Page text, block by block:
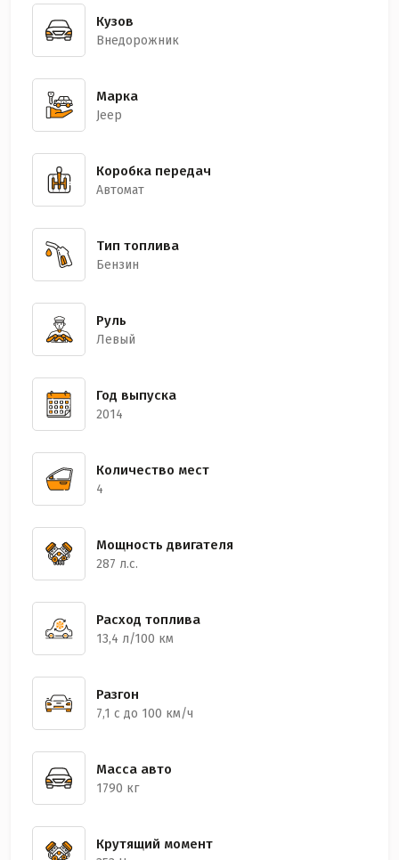
Кузов
Внедорожник
Марка
Jeep
Коробка передач
Автомат
Тип топлива
Бензин
Руль
Левый
Год выпуска
2014
Количество мест
4
Мощность двигателя
287 л.с.
Расход топлива
13,4 л/100 км
Разгон
7,1 с до 100 км/ч
Масса авто
1790 кг
Крутящий момент